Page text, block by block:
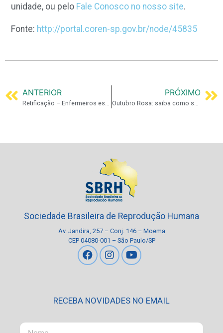
unidade, ou pelo Fale Conosco no nosso site.
Fonte: http://portal.coren-sp.gov.br/node/45835
ANTERIOR PRÓXIMO
Sociedade Brasileira de Reprodução Humana
Av. Jandira, 257 – Conj. 146 – Moema
CEP 04080-001 – São Paulo/SP
RECEBA NOVIDADES NO EMAIL